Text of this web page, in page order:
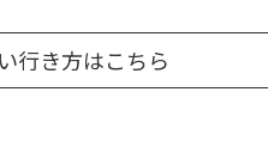
行き方はこちら